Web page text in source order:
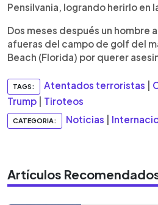
Pensilvania, logrando herirlo en
Dos meses después un hombre
afueras del campo de golf del
Beach (Florida) por querer
TAGS: Atentados terroristas
Trump
Tiroteos
CATEGORIA: Noticias
Artículos